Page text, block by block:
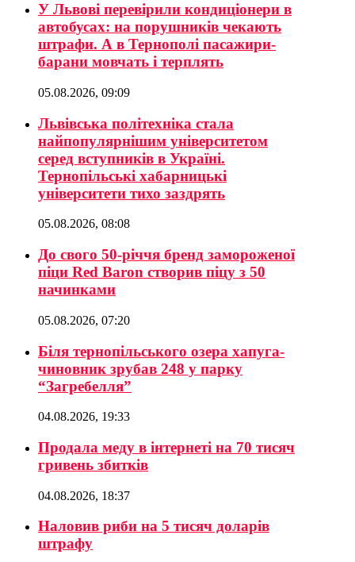
У Львові перевірили кондиціонери в
автобусах: на порушників чекають
штрафи. А в Тернополі пасажири-
барани мовчать і терплять
05.08.2026, 09:09
Львівська політехніка стала
найпопулярнішим університетом
серед вступників в Україні.
Тернопільські хабарницькі
університети тихо заздрять
05.08.2026, 08:08
До свого 50-річчя бренд замороженої
піци Red Baron створив піцу з 50
начинками
05.08.2026, 07:20
Біля тернопільського озера хапуга-
чиновник зрубав 248 у парку
“Загребелля”
04.08.2026, 19:33
Продала меду в інтернеті на 70 тисяч
гривень збитків
04.08.2026, 18:37
Наловив риби на 5 тисяч доларів
штрафу